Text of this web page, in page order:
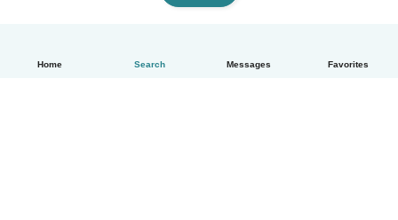
Home Search Messages Favorites